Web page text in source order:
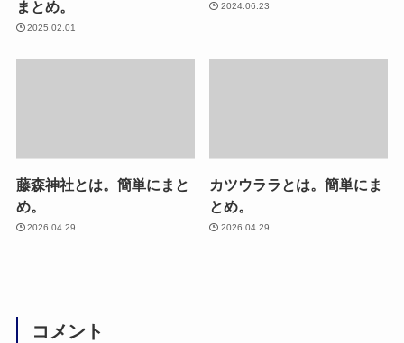
まとめ。
2025.02.01
2024.06.23
藤森神社とは。簡単にまと
め。
2026.04.29
カツウララとは。簡単にま
とめ。
2026.04.29
コメント